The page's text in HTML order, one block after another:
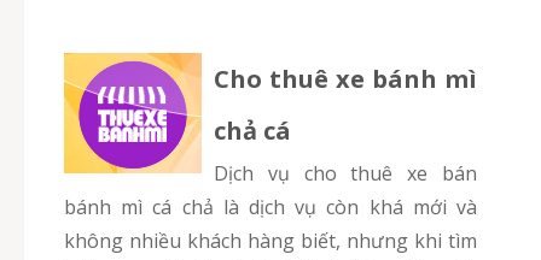
Cho thuê xe bánh mì
chả cá
Dịch vụ cho thuê xe bán
bánh mì cá chả là dịch vụ còn khá mới và
không nhiều khách hàng biết, nhưng khi tìm